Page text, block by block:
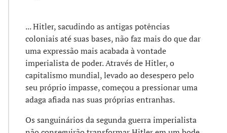
... Hitler, sacudindo as antigas potências
coloniais até suas bases, não faz mais do que dar
uma expressão mais acabada à vontade
imperialista de poder. Através de Hitler, o
capitalismo mundial, levado ao desespero pelo
seu próprio impasse, começou a pressionar uma
adaga afiada nas suas próprias entranhas.
Os sanguinários da segunda guerra imperialista